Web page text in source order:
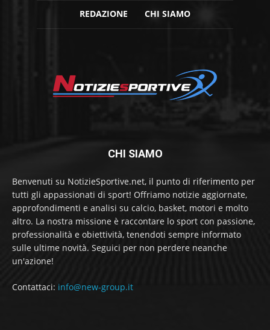
REDAZIONE CHI SIAMO
CHI SIAMO
Benvenuti su NotizieSportive.net, il punto di riferimento per
tutti gli appassionati di sport! Offriamo notizie aggiornate,
approfondimenti e analisi su calcio, basket, motori e molto
altro. La nostra missione è raccontare lo sport con passione,
professionalità e obiettività, tenendoti sempre informato
sulle ultime novità. Seguici per non perdere neanche
un'azione!
Contattaci: info@new-group.it